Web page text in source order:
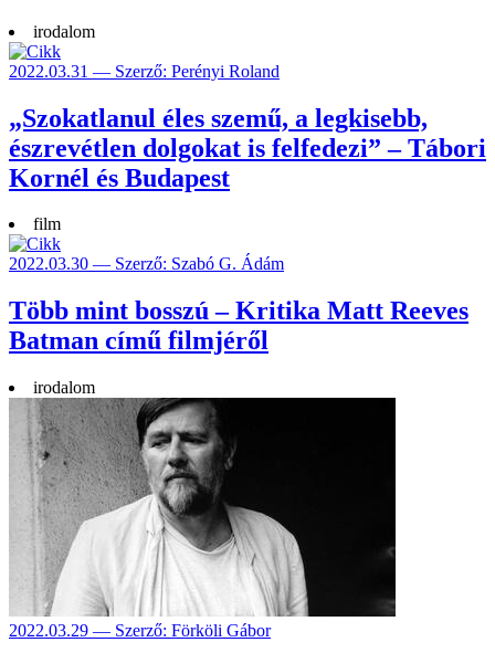
irodalom
2022.03.31 — Szerző: Perényi Roland
„Szokatlanul éles szemű, a legkisebb,
észrevétlen dolgokat is felfedezi” – Tábori
Kornél és Budapest
film
2022.03.30 — Szerző: Szabó G. Ádám
Több mint bosszú – Kritika Matt Reeves
Batman című filmjéről
irodalom
2022.03.29 — Szerző: Förköli Gábor